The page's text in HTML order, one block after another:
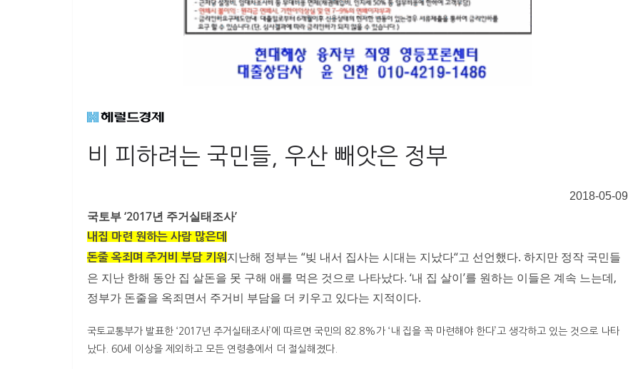
비 피하려는 국민들, 우산 빼앗은 정부
2018-05-09
국토부 ‘2017년 주거실태조사’
내집 마련 원하는 사람 많은데
돈줄 옥죄며 주거비 부담 키워 지난해 정부는 “빚 내서 집사는 시대는 지났다“고 선언했다. 하지만 정작 국민들
은 지난 한해 동안 집 살돈을 못 구해 애를 먹은 것으로 나타났다. ‘내 집 살이’를 원하는 이들은 계속 느는데,
정부가 돈줄을 옥죄면서 주거비 부담을 더 키우고 있다는 지적이다.
국토교통부가 발표한 ‘2017년 주거실태조사’에 따르면 국민의 82.8%가 ‘내 집을 꼭 마련해야 한다’고 생각하고 있는 것으로 나타
났다. 60세 이상을 제외하고 모든 연령층에서 더 절실해졌다.